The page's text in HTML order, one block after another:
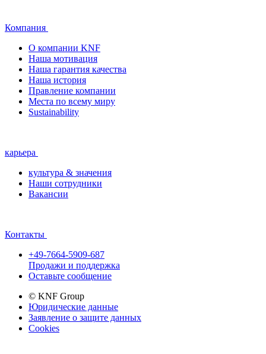
Компания
О компании KNF
Наша мотивация
Наша гарантия качества
Наша история
Правление компании
Места по всему миру
Sustainability
карьера
культура & значения
Наши сотрудники
Вакансии
Контакты
+49-7664-5909-687
Продажи и поддержка
Оставьте сообщение
© KNF Group
Юридические данные
Заявление о защите данных
Cookies